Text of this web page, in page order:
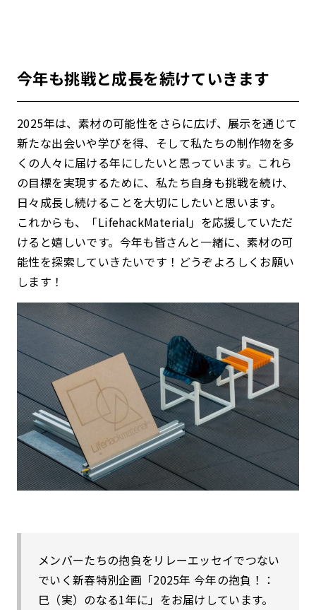
今年も挑戦と成長を続けていきます
2025年は、素材の可能性をさらに広げ、展示を通じて
新たな出会いや学びを得、そして私たちの制作物を多
くの人々に届ける年にしたいと思っています。これら
の目標を実現するために、私たち自身も挑戦を続け、
日々成長し続けることを大切にしたいと思います。
これからも、「LifehackMaterial」を応援していただ
けると嬉しいです。今年も皆さんと一緒に、素材の可
能性を探索していきたいです！どうぞよろしくお願い
します！
メンバーたちの抱負をリレーエッセイでつない
でいく新春特別企画「2025年 今年の抱負！：
巳（実）のなる1年に」をお届けしています。